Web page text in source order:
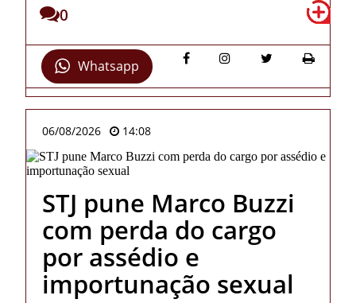
0
Whatsapp
06/08/2026 14:08
STJ pune Marco Buzzi
com perda do cargo
por assédio e
importunação sexual